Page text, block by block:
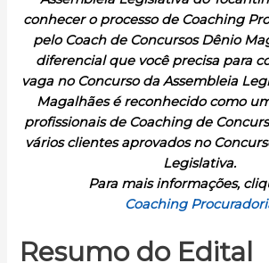
conhecer o processo de Coaching
pelo Coach de Concursos Dênio
diferencial que você precisa para
vaga no Concurso da Assembleia
Magalhães é reconhecido como
profissionais de Coaching de
vários clientes aprovados no
Legislativa.
Para mais informações,
Coaching
Resumo do Edital